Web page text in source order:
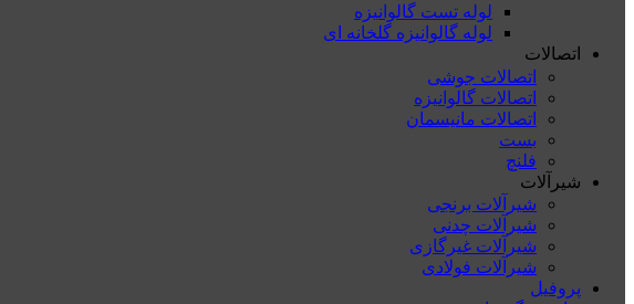
لوله تست گالوانیزه
لوله گالوانیزه گلخانه ای
اتصالات
اتصالات جوشی
اتصالات گالوانیزه
اتصالات مانیسمان
بست
فلنچ
شیرآلات
شیرآلات برنجی
شیرآلات چدنی
شیرآلات غیرگازی
شیرآلات فولادی
پروفیل